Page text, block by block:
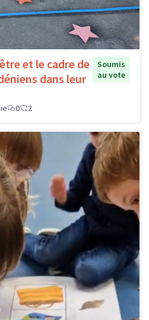
et le cadre de
dans leur
Soumis
au vote
0 2